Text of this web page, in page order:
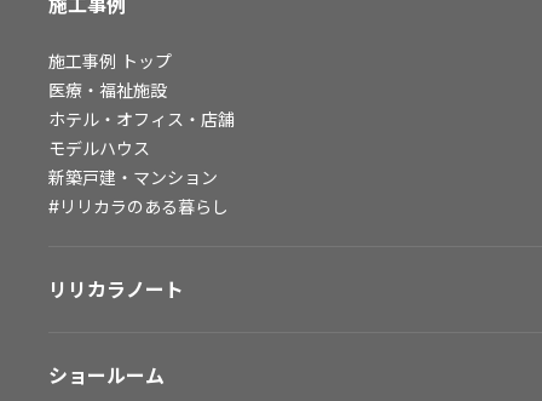
ファシリティソリューション事業
不動産投資開発事業
会社情報
採用情報
施工事例
施工事例 トップ
医療・福祉施設
ホテル・オフィス・店舗
モデルハウス
新築戸建・マンション
#リリカラのある暮らし
リリカラノート
ショールーム